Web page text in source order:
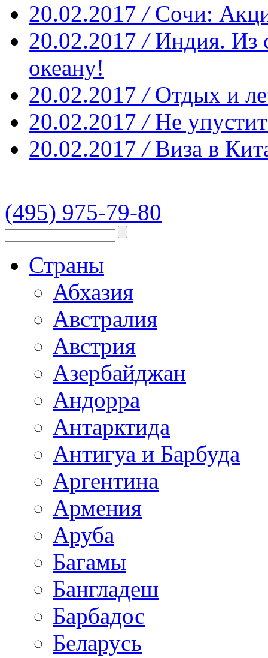
20.02.2017 / Сочи:
20.02.2017 / Индия. Из
океану!
20.02.2017 / Отдых и
20.02.2017 / Не
20.02.2017 / Виза в
(495) 975-79-80
Страны
Абхазия
Австралия
Австрия
Азербайджан
Андорра
Антарктида
Антигуа и Барбуда
Аргентина
Армения
Аруба
Багамы
Бангладеш
Барбадос
Беларусь